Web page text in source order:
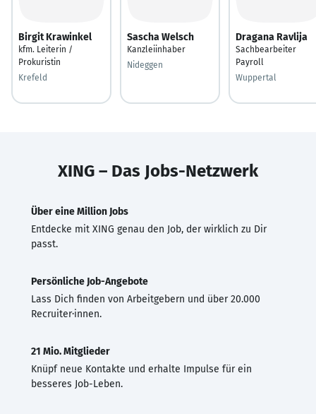
Birgit Krawinkel
kfm. Leiterin /
Prokuristin
Krefeld
Sascha Welsch
Kanzleiinhaber
Nideggen
Dragana Ravlija
Sachbearbeiter
Payroll
Wuppertal
XING – Das Jobs-Netzwerk
Über eine Million Jobs
Entdecke mit XING genau den Job, der wirklich zu Dir
passt.
Persönliche Job-Angebote
Lass Dich finden von Arbeitgebern und über 20.000
Recruiter·innen.
21 Mio. Mitglieder
Knüpf neue Kontakte und erhalte Impulse für ein
besseres Job-Leben.